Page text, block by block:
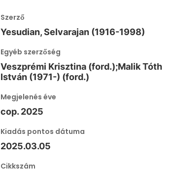
Szerző
Yesudian, Selvarajan (1916-1998)
Egyéb szerzőség
Veszprémi Krisztina (ford.);Malik Tóth
István (1971-) (ford.)
Megjelenés éve
cop. 2025
Kiadás pontos dátuma
2025.03.05
Cikkszám